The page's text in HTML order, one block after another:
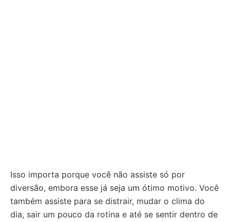
Isso importa porque você não assiste só por
diversão, embora esse já seja um ótimo motivo. Você
também assiste para se distrair, mudar o clima do
dia, sair um pouco da rotina e até se sentir dentro de